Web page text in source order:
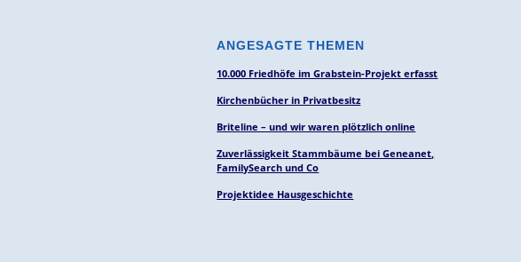
ANGESAGTE THEMEN
10.000 Friedhöfe im Grabstein-Projekt erfasst
Kirchenbücher in Privatbesitz
Briteline – und wir waren plötzlich online
Zuverlässigkeit Stammbäume bei Geneanet,
FamilySearch und Co
Projektidee Hausgeschichte